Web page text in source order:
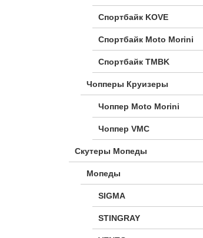
Спортбайк KOVE
Спортбайк Moto Morini
Спортбайк TMBK
Чопперы Круизеры
Чоппер Moto Morini
Чоппер VMC
Скутеры Мопеды
Мопеды
SIGMA
STINGRAY